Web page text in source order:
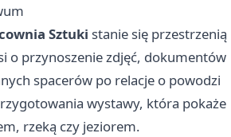
Sztuki stanie się przestrzenią
o przynoszenie zdjęć, dokumentów
spacerów po relacje o powodzi
wystawy, która pokaże
rzeką czy jeziorem.